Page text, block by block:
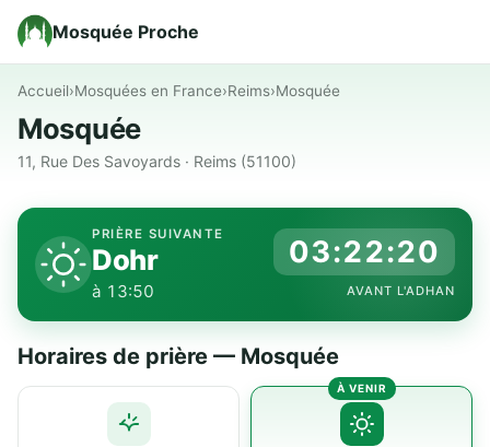
Mosquée Proche
Accueil›Mosquées en France›Reims›Mosquée
Mosquée
11, Rue Des Savoyards · Reims (51100)
PRIÈRE SUIVANTE
Dohr
à 13:50
03:22:20
AVANT L'ADHAN
Horaires de prière — Mosquée